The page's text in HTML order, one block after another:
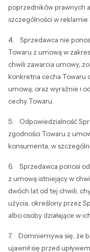
poprzedników prawnych
szczególności w reklamie
4. Sprzedawca nie
Towaru z umową w
chwili zawarcia umowy,
konkretna cecha Towaru
umową, oraz wyraźnie i
cechy Towaru.
5. Odpowiedzialność
zgodności Towaru z
konsumenta, w
6. Sprzedawca ponosi
z umową istniejący w
dwóch lat od tej chwili,
użycia, określony przez
albo osoby działające w
7. Domniemywa się, że
ujawnił się przed